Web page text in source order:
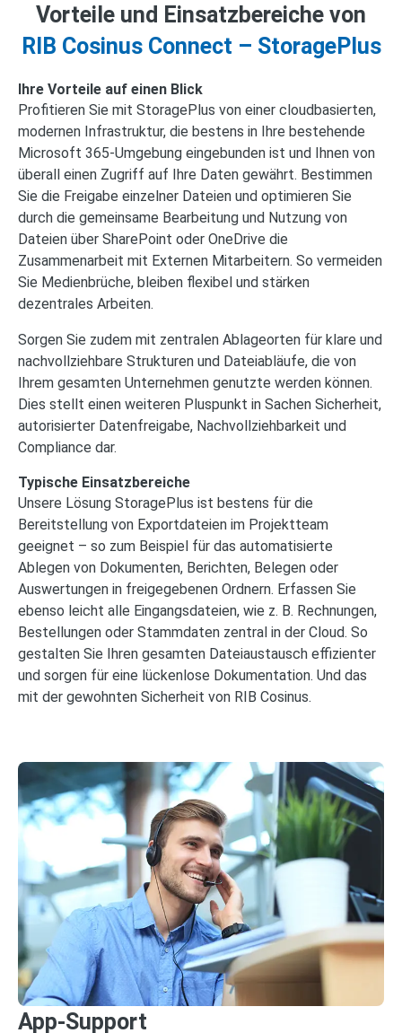
Vorteile und Einsatzbereiche von
RIB Cosinus Connect – StoragePlus
Ihre Vorteile auf einen Blick
Profitieren Sie mit StoragePlus von einer cloudbasierten,
modernen Infrastruktur, die bestens in Ihre bestehende
Microsoft 365-Umgebung eingebunden ist und Ihnen von
überall einen Zugriff auf Ihre Daten gewährt. Bestimmen
Sie die Freigabe einzelner Dateien und optimieren Sie
durch die gemeinsame Bearbeitung und Nutzung von
Dateien über SharePoint oder OneDrive die
Zusammenarbeit mit Externen Mitarbeitern. So vermeiden
Sie Medienbrüche, bleiben flexibel und stärken
dezentrales Arbeiten.
Sorgen Sie zudem mit zentralen Ablageorten für klare und
nachvollziehbare Strukturen und Dateiabläufe, die von
Ihrem gesamten Unternehmen genutzte werden können.
Dies stellt einen weiteren Pluspunkt in Sachen Sicherheit,
autorisierter Datenfreigabe, Nachvollziehbarkeit und
Compliance dar.
Typische Einsatzbereiche
Unsere Lösung StoragePlus ist bestens für die
Bereitstellung von Exportdateien im Projektteam
geeignet – so zum Beispiel für das automatisierte
Ablegen von Dokumenten, Berichten, Belegen oder
Auswertungen in freigegebenen Ordnern. Erfassen Sie
ebenso leicht alle Eingangsdateien, wie z. B. Rechnungen,
Bestellungen oder Stammdaten zentral in der Cloud. So
gestalten Sie Ihren gesamten Dateiaustausch effizienter
und sorgen für eine lückenlose Dokumentation. Und das
mit der gewohnten Sicherheit von RIB Cosinus.
App-Support